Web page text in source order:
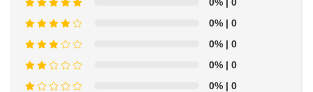
0% | 0
0% | 0
0% | 0
0% | 0